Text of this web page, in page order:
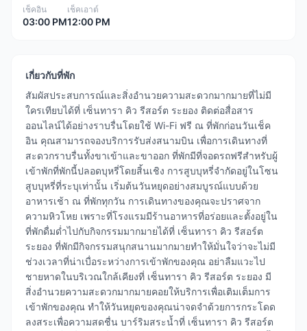
เช็คอิน
03:00 PM
เช็คเอาต์
12:00 PM
เกี่ยวกับที่พัก
สัมผัสประสบการณ์และสิ่งอำนวยความสะดวกมากมายที่ไม่มี
ใครเทียบได้ที่ เซ็นทารา คิว รีสอร์ต ระยอง ติดต่อสื่อสาร
ออนไลน์ได้อย่างราบรื่นโดยใช้ Wi-Fi ฟรี ณ ที่พักก่อนวันเช็ค
อิน คุณสามารถจองบริการรับส่งสนามบิน เพื่อการเดินทางที่
สะดวกราบรื่นทั้งขาเข้าและขาออก ที่พักมีที่จอดรถฟรีสำหรับผู้
เข้าพักที่พักนี้ปลอดบุหรี่โดยสิ้นเชิง การสูบบุหรี่จำกัดอยู่ในโซน
สูบบุหรี่ที่ระบุเท่านั้น เริ่มต้นวันหยุดอย่างสมบูรณ์แบบด้วย
อาหารเช้า ณ ที่พักทุกวัน การเดินทางของคุณจะปราศจาก
ความหิวโหย เพราะที่โรงแรมมีร้านอาหารที่อร่อยและตั้งอยู่ใน
ที่พักดื่มด่ำไปกับกิจกรรมมากมายได้ที่ เซ็นทารา คิว รีสอร์ต
ระยอง ที่พักมีกิจกรรมสนุกสนานมากมายทำให้มั่นใจว่าจะไม่มี
ช่วงเวลาที่น่าเบื่อระหว่างการเข้าพักของคุณ อย่าลืมแวะไป
ชายหาดในบริเวณใกล้เคียงที่ เซ็นทารา คิว รีสอร์ต ระยอง มี
สิ่งอำนวยความสะดวกมากมายคอยให้บริการเพื่อเติมเต็มการ
เข้าพักของคุณ ทำให้วันหยุดของคุณน่าจดจำด้วยการกระโดด
ลงสระเพื่อความสดชื่น บาร์ริมสระน้ำที่ เซ็นทารา คิว รีสอร์ต